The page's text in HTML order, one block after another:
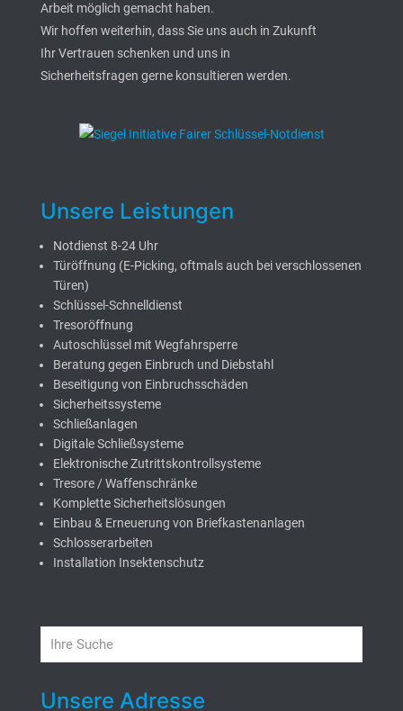
Arbeit möglich gemacht haben.
Wir hoffen weiterhin, dass Sie uns auch in Zukunft
Ihr Vertrauen schenken und uns in
Sicherheitsfragen gerne konsultieren werden.
Unsere Leistungen
Notdienst 8-24 Uhr
Türöffnung (E-Picking, oftmals auch bei verschlossenen
Türen)
Schlüssel-Schnelldienst
Tresoröffnung
Autoschlüssel mit Wegfahrsperre
Beratung gegen Einbruch und Diebstahl
Beseitigung von Einbruchsschäden
Sicherheitssysteme
Schließanlagen
Digitale Schließsysteme
Elektronische Zutrittskontrollsysteme
Tresore / Waffenschränke
Komplette Sicherheitslösungen
Einbau & Erneuerung von Briefkastenanlagen
Schlosserarbeiten
Installation Insektenschutz
Unsere Adresse